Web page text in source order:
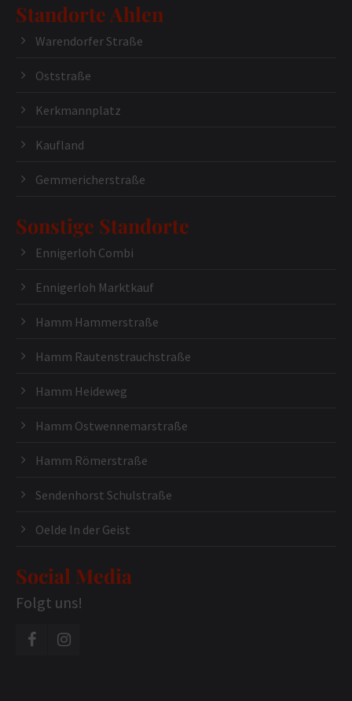
Standorte Ahlen
Warendorfer Straße
Oststraße
Kerkmannplatz
Kaufland
Gemmericherstraße
Sonstige Standorte
Ennigerloh Combi
Ennigerloh Marktkauf
Hamm Hammerstraße
Hamm Rautenstrauchstraße
Hamm Heideweg
Hamm Ostwennemarstraße
Hamm Römerstraße
Sendenhorst Schulstraße
Oelde In der Geist
Social Media
Folgt uns!